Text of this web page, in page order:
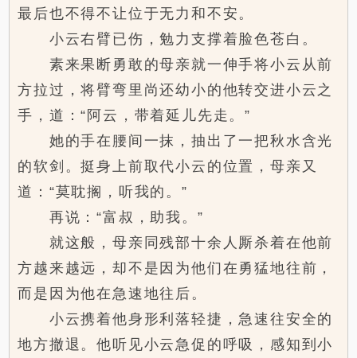
最后也不得不让位于无力和不安。
小云右臂已伤，勉力支撑着脸色苍白。
素来果断勇敢的母亲就一伸手将小云从前
方拉过，将臂弯里尚还幼小的他转交进小云之
手，道：“阿云，带着延儿先走。”
她的手在腰间一抹，抽出了一把秋水含光
的软剑。挺身上前取代小云的位置，母亲又
道：“莫耽搁，听我的。”
再说：“富叔，助我。”
就这般，母亲同残部十余人厮杀着在他前
方越来越远，却不是因为他们在勇猛地往前，
而是因为他在急速地往后。
小云携着他身形利落轻捷，急速往安全的
地方撤退。他听见小云急促的呼吸，感知到小